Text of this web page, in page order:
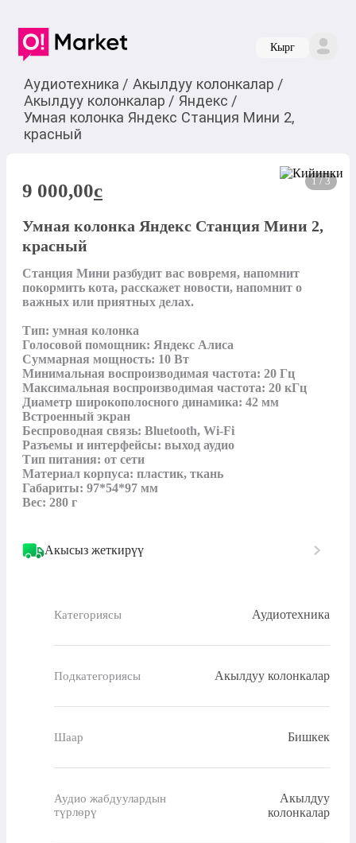
Кырг
Аудиотехника / Акылдуу колонкалар /
Акылдуу колонкалар / Яндекс /
Умная колонка Яндекс Станция Мини 2,
красный
1 / 3
9 000,00c
Умная колонка Яндекс Станция Мини 2,
красный
Станция Мини разбудит вас вовремя, напомнит
покормить кота, расскажет новости, напомнит о
важных или приятных делах.
Тип: умная колонка
Голосовой помощник: Яндекс Алиса
Суммарная мощность: 10 Вт
Минимальная воспроизводимая частота: 20 Гц
Максимальная воспроизводимая частота: 20 кГц
Диаметр широкополосного динамика: 42 мм
Встроенный экран
Беспроводная связь: Bluetooth, Wi-Fi
Разъемы и интерфейсы: выход аудио
Тип питания: от сети
Материал корпуса: пластик, ткань
Габариты: 97*54*97 мм
Вес: 280 г
Акысыз жеткирүү
Категориясы Аудиотехника
Подкатегориясы Акылдуу колонкалар
Шаар Бишкек
Аудио жабдуулардын
түрлөрү
Акылдуу
колонкалар